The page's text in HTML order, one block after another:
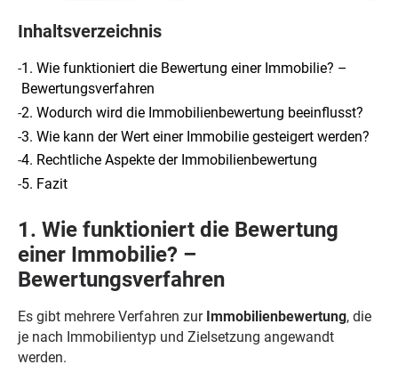
Inhaltsverzeichnis
-1. Wie funktioniert die Bewertung einer Immobilie? –
Bewertungsverfahren
-2. Wodurch wird die Immobilienbewertung beeinflusst?
-3. Wie kann der Wert einer Immobilie gesteigert werden?
-4. Rechtliche Aspekte der Immobilienbewertung
-5. Fazit
1. Wie funktioniert die Bewertung
einer Immobilie? –
Bewertungsverfahren
Es gibt mehrere Verfahren zur Immobilienbewertung, die
je nach Immobilientyp und Zielsetzung angewandt
werden.